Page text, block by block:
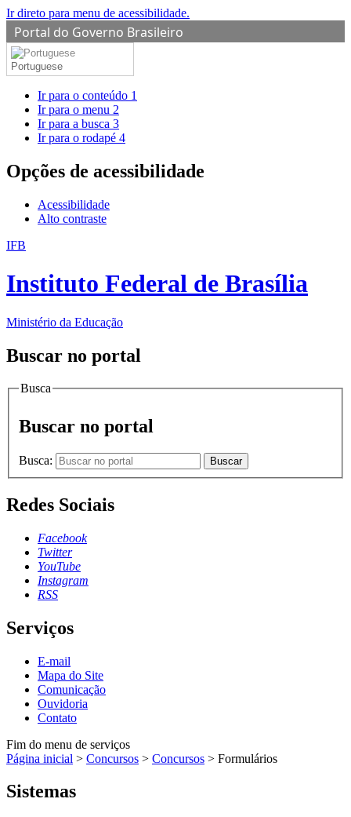
Ir direto para menu de acessibilidade.
Portal do Governo Brasileiro
Portuguese
Ir para o conteúdo 1
Ir para o menu 2
Ir para a busca 3
Ir para o rodapé 4
Opções de acessibilidade
Acessibilidade
Alto contraste
IFB
Instituto Federal de Brasília
Ministério da Educação
Buscar no portal
Busca
Buscar no portal
Busca: Buscar
Redes Sociais
Facebook
Twitter
YouTube
Instagram
RSS
Serviços
E-mail
Mapa do Site
Comunicação
Ouvidoria
Contato
Fim do menu de serviços
Página inicial > Concursos > Concursos > Formulários
Sistemas